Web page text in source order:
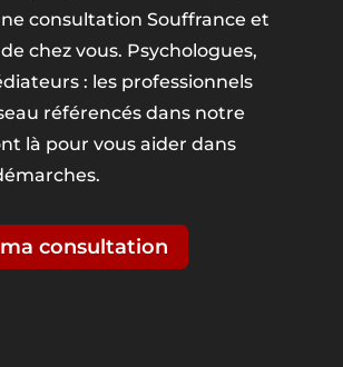
consultation Souffrance et
chez vous. Psychologues,
: les professionnels
référencés dans notre
là pour vous aider dans
consultation